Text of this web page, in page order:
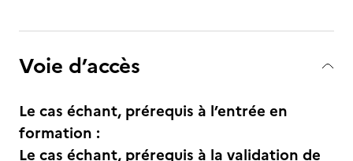
Voie d’accès
Le cas échant, prérequis à l’entrée en
formation :
Le cas échant, prérequis à la validation de